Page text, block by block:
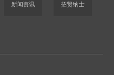
新闻资讯 招贤纳士